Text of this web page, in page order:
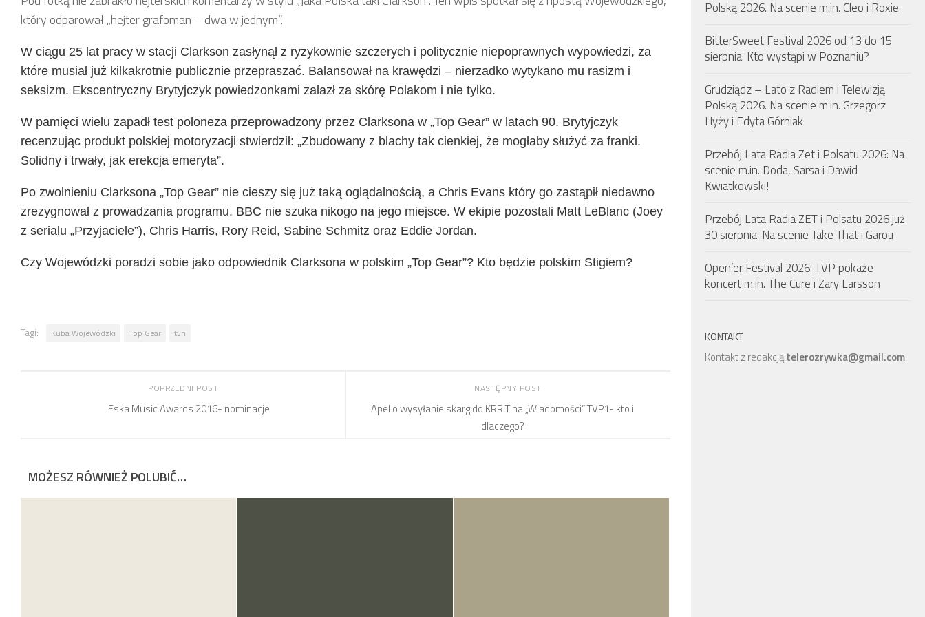
który odparował „hejter grafoman – dwa w jednym”.
W ciągu 25 lat pracy w stacji Clarkson zasłynął z ryzykownie szczerych i politycznie niepoprawnych wypowiedzi, za
które musiał już kilkakrotnie publicznie przepraszać. Balansował na krawędzi – nierzadko wytykano mu rasizm i
seksizm. Ekscentryczny Brytyjczyk powiedzonkami zalazł za skórę Polakom i nie tylko.
W pamięci wielu zapadł test poloneza przeprowadzony przez Clarksona w „Top Gear” w latach 90. Brytyjczyk
recenzując produkt polskiej motoryzacji stwierdził: „Zbudowany z blachy tak cienkiej, że mogłaby służyć za franki.
Solidny i trwały, jak erekcja emeryta”.
Po zwolnieniu Clarksona „Top Gear” nie cieszy się już taką oglądalnością, a Chris Evans który go zastąpił niedawno
zrezygnował z prowadzania programu. BBC nie szuka nikogo na jego miejsce. W ekipie pozostali Matt LeBlanc (Joey
z serialu „Przyjaciele”), Chris Harris, Rory Reid, Sabine Schmitz oraz Eddie Jordan.
Czy Wojewódzki poradzi sobie jako odpowiednik Clarksona w polskim „Top Gear”? Kto będzie polskim Stigiem?
Tagi: Kuba Wojewódzki Top Gear tvn
NASTĘPNY POST
Apel o wysyłanie skarg do KRRiT na „Wiadomości” TVP1- kto i
dlaczego?
POPRZEDNI POST
Eska Music Awards 2016- nominacje
MOŻESZ RÓWNIEŻ POLUBIĆ…
Polską 2026. Na scenie m.in. Cleo i Roxie
BitterSweet Festival 2026 od 13 do 15
sierpnia. Kto wystąpi w Poznaniu?
Grudziądz – Lato z Radiem i Telewizją
Polską 2026. Na scenie m.in. Grzegorz
Hyży i Edyta Górniak
Przebój Lata Radia Zet i Polsatu 2026: Na
scenie m.in. Doda, Sarsa i Dawid
Kwiatkowski!
Przebój Lata Radia ZET i Polsatu 2026 już
30 sierpnia. Na scenie Take That i Garou
Open’er Festival 2026: TVP pokaże
koncert m.in. The Cure i Zary Larsson
KONTAKT
Kontakt z redakcją:telerozrywka@gmail.com.